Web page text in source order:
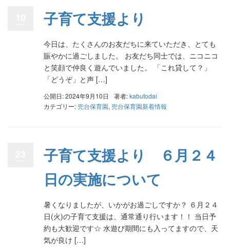
子育て支援より
今日は、たくさんのお友だちに来ていただき、とても
賑やかに過ごしました。 お友だち同士では、ニコニコ
と笑顔で仲良く遊んでいました。 「これ貸して？」
「どうぞ」と声 […]
公開日: 2024年9月10日 著者:kabutodai
カテゴリー: 兜台保育園, 兜台保育園新着情報
子育て支援より ６月２４
日の実施について
暑くなりましたが、いかがお過ごしですか？ ６月２４
日(火)の子育て支援は、通常通り行います！！ 当日予
約も大歓迎です☆ 水遊び期間にも入ってますので、天
気が良け […]